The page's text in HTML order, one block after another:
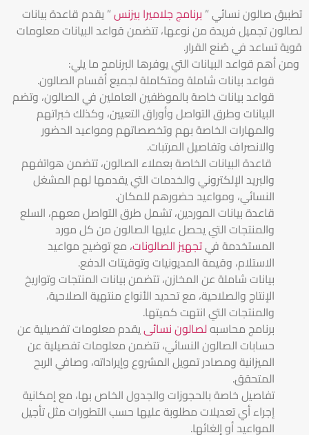
تطبيق صالون نسائي ” برنامج جلاميرا بيزنس” يقدم قاعدة بيانات
لصالون تجميل فريدة من نوعها، تتضمن قواعد البيانات معلومات
قوية تساعد في صُنع القرار.
ومن أهم قواعد البيانات التي يوفرها البرنامج ما يلي:
قواعد بيانات شاملة ومتكاملة لجميع أقسام الصالون.
قواعد بيانات خاصة بالموظفين العاملين في الصالون، وتضم
البيانات وطرق التواصل وأوراق التعيين، وكذلك خبراتهم
والمهارات الخاصة بهم وتخصصاتهم ومواعيد الحضور
والانصراف وتفاصيل المرتبات.
قاعدة البيانات الخاصة بعملاء الصالون، تتضمن هواتفهم
والبريد الإلكتروني والخدمات التي يقدمها لهم المشغل
النسائي، ومواعيد حضورهم للمكان.
قاعدة بيانات الموردين، تشمل طرق التواصل معهم، السلع
والمنتجات التي يحصل عليها الصالون من كل مورد
المستخدمة فيتجهيز الصالونات، مع توضيح مواعيد
الاستلام، وقيمة المديونيات وتوقيتات الدفع.
بيانات شاملة عن المخازن، تتضمن بيانات المنتجات وتواريخ
الإنتاج والصلاحية، مع تحديد الأنواع منتهية الصلاحية،
والمنتجات التي انتهت كميتها.
برنامج محاسبهلصالون نسائىيقدم معلومات تفصيلية عن
حسابات الصالون النسائي، تتضمن معلومات تفصيلية عن
الميزانية ومصادر تمويل المشروع وإيراداته، وصافي الربح
المتحقق.
تفاصيل خاصة بالحجوزات والجدول الخاص بها، مع إمكانية
إجراء أي تعديلات مطلوبة عليها حسب التطورات مثل تأجيل
المواعيد أو إلغائها.